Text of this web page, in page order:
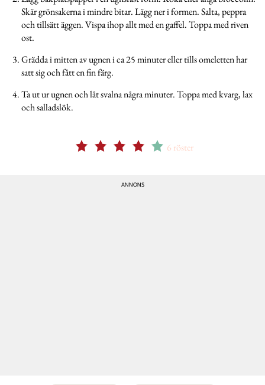
Skär grönsakerna i mindre bitar. Lägg ner i formen. Salta, peppra
och tillsätt äggen. Vispa ihop allt med en gaffel. Toppa med riven
ost.
Grädda i mitten av ugnen i ca 25 minuter eller tills omeletten har
satt sig och fått en fin färg.
Ta ut ur ugnen och låt svalna några minuter. Toppa med kvarg, lax
och salladslök.
6 röster